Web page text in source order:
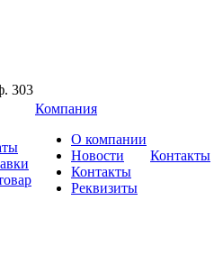
303
Компания
О компании
Новости
Контакты
Реквизиты
Контакты